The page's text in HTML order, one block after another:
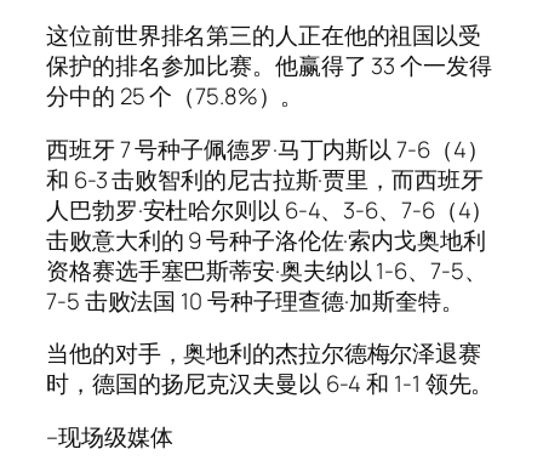
这位前世界排名第三的人正在他的祖国以受
保护的排名参加比赛。他赢得了 33 个一发得
分中的 25 个（75.8%）。
西班牙 7 号种子佩德罗·马丁内斯以 7-6（4）
和 6-3 击败智利的尼古拉斯·贾里，而西班牙
人巴勃罗·安杜哈尔则以 6-4、3-6、7-6（4）
击败意大利的 9 号种子洛伦佐·索内戈奥地利
资格赛选手塞巴斯蒂安·奥夫纳以 1-6、7-5、
7-5 击败法国 10 号种子理查德·加斯奎特。
当他的对手，奥地利的杰拉尔德梅尔泽退赛
时，德国的扬尼克汉夫曼以 6-4 和 1-1 领先。
–现场级媒体